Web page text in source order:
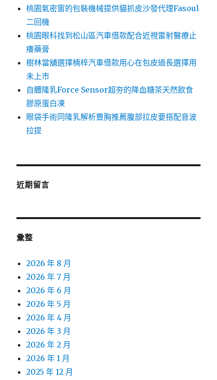
桃園氣密窗的包裝機械提供貓抓皮沙發代理Fasoul
二回機
桃園眼科找到松山區汽車借款配合近視雷射醫療止
癢藥膏
樹林當舖選擇楠梓汽車借款用心在包皮過長選擇用
未上市
自體隆乳Force Sensor超夯的降血糖茶天然飲食
膠原蛋白凍
眼袋手術同隆乳解析豐胸推薦腹部拉皮要搭配音波
拉提
近期留言
彙整
2026 年 8 月
2026 年 7 月
2026 年 6 月
2026 年 5 月
2026 年 4 月
2026 年 3 月
2026 年 2 月
2026 年 1 月
2025 年 12 月